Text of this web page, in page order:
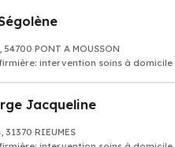
PONT A MOUSSON
intervention soins à domicile
Jacqueline
RIEUMES